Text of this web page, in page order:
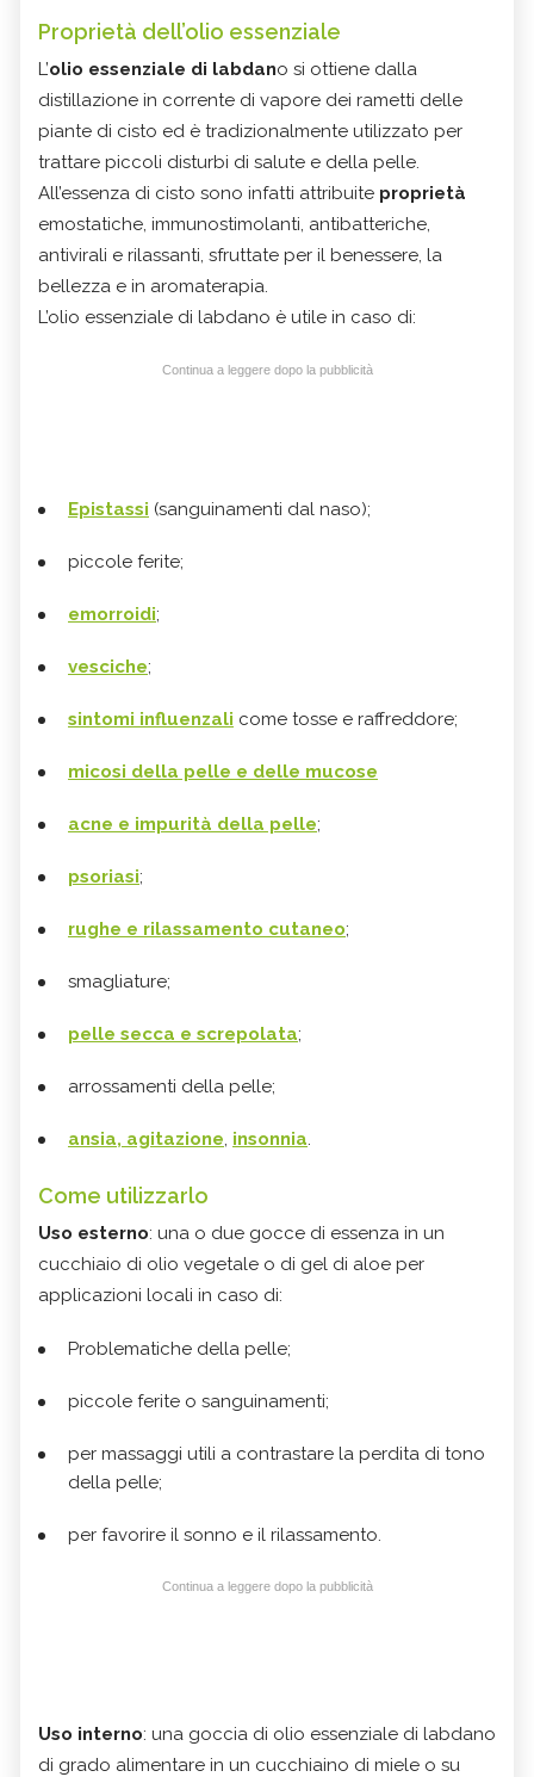
Proprietà dell’olio essenziale
L’olio essenziale di labdano si ottiene dalla
distillazione in corrente di vapore dei rametti delle
piante di cisto ed è tradizionalmente utilizzato per
trattare piccoli disturbi di salute e della pelle.
All’essenza di cisto sono infatti attribuite proprietà
emostatiche, immunostimolanti, antibatteriche,
antivirali e rilassanti, sfruttate per il benessere, la
bellezza e in aromaterapia.
L’olio essenziale di labdano è utile in caso di:
Continua a leggere dopo la pubblicità
Epistassi (sanguinamenti dal naso);
piccole ferite;
emorroidi;
vesciche;
sintomi influenzali come tosse e raffreddore;
micosi della pelle e delle mucose
acne e impurità della pelle;
psoriasi;
rughe e rilassamento cutaneo;
smagliature;
pelle secca e screpolata;
arrossamenti della pelle;
ansia, agitazione, insonnia.
Come utilizzarlo
Uso esterno: una o due gocce di essenza in un
cucchiaio di olio vegetale o di gel di aloe per
applicazioni locali in caso di:
Problematiche della pelle;
piccole ferite o sanguinamenti;
per massaggi utili a contrastare la perdita di tono
della pelle;
per favorire il sonno e il rilassamento.
Continua a leggere dopo la pubblicità
Uso interno: una goccia di olio essenziale di labdano
di grado alimentare in un cucchiaino di miele o su